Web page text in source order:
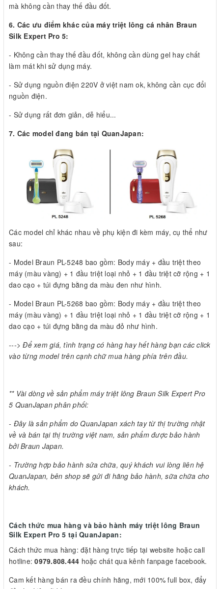
mà không cần thay thế đầu đốt.
6. Các ưu điểm khác của máy triệt lông cá nhân Braun
Silk Expert Pro 5:
- Không cần thay thế đầu đốt, không cần dùng gel hay chất
làm mát khi sử dụng máy.
- Sử dụng nguồn điện 220V ở việt nam ok, không cần cục đổi
nguồn điện.
- Sử dụng rất đơn giản, dễ hiểu...
7. Các model đang bán tại QuanJapan:
Các model chỉ khác nhau về phụ kiện đi kèm máy, cụ thể như
sau:
- Model Braun PL-5248 bao gồm: Body máy + đầu triệt theo
máy (màu vàng) + 1 đầu triệt loại nhỏ + 1 đầu triệt cỡ rộng + 1
dao cạo + túi đựng bằng da màu đen như hình.
- Model Braun PL-5268 bao gồm: Body máy + đầu triệt theo
máy (màu vàng) + 1 đầu triệt loại nhỏ + 1 đầu triệt cỡ rộng + 1
dao cạo + túi đựng bằng da màu đỏ như hình.
---> Để xem giá, tình trạng có hàng hay hết hàng bạn các click
vào từng model trên cạnh chữ mua hàng phía trên đầu.
** Vài dòng về sản phẩm máy triệt lông Braun Silk Expert Pro
5 QuanJapan phân phối:
- Đây là sản phẩm do QuanJapan xách tay từ thị trường nhật
về và bán tại thị trường việt nam, sản phẩm được bảo hành
bởi Braun Japan.
- Trường hợp bảo hành sửa chữa, quý khách vui lòng liên hệ
QuanJapan, bên shop sẽ gửi đi hãng bảo hành, sữa chữa cho
khách.
Cách thức mua hàng và bảo hành máy triệt lông Braun
Silk Expert Pro 5 tại QuanJapan:
Cách thức mua hàng: đặt hàng trực tiếp tại website hoặc call
hotline:0979.808.444 hoặc chát qua kênh fanpage facebook.
Cam kết hàng bán ra đều chính hãng, mới 100% full box, đẩy